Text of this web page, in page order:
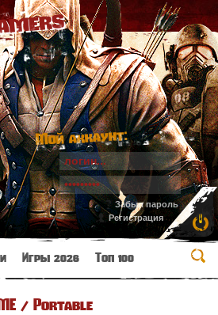
Мой аккаунт:
Забыл пароль
Регистрация
Игры 2026 Топ 100
/ Portable